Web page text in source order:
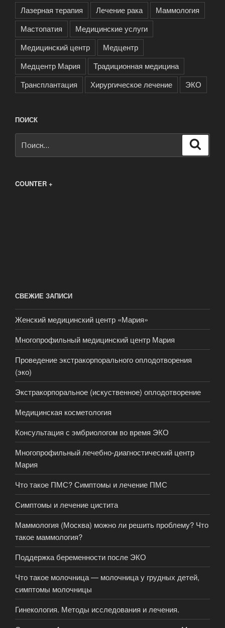
Лазерная терапия
Лечение рака
Маммология
Мастопатия
Медицинские услуги
Медицинский центр
Медцентр
Медцентр Мария
Традиционная медицина
Трансплантация
Хирургическое лечение ЭКО
ПОИСК
COUNTER +
СВЕЖИЕ ЗАПИСИ
Женский медицинский центр «Мария»
Многопрофильный медицинский центр Мария
Проведение экстракорпорального оплодотворения
(эко)
Экстракорпоральное (искуственное) оплодотворение
Медицинская косметология
Консультация с эмбриологом во время ЭКО
Многопрофильный лечебно-диагностический центр
Мария
Что такое ПМС? Симптомы и лечение ПМС
Симптомы и лечение цистита
Маммология (Москва) можно ли решить проблему? Что
такое маммология?
Поддержка беременности после ЭКО
Что такое молочница — молочница у грудных детей,
симптомы молочницы
Гинекология. Методы исследования и лечения.